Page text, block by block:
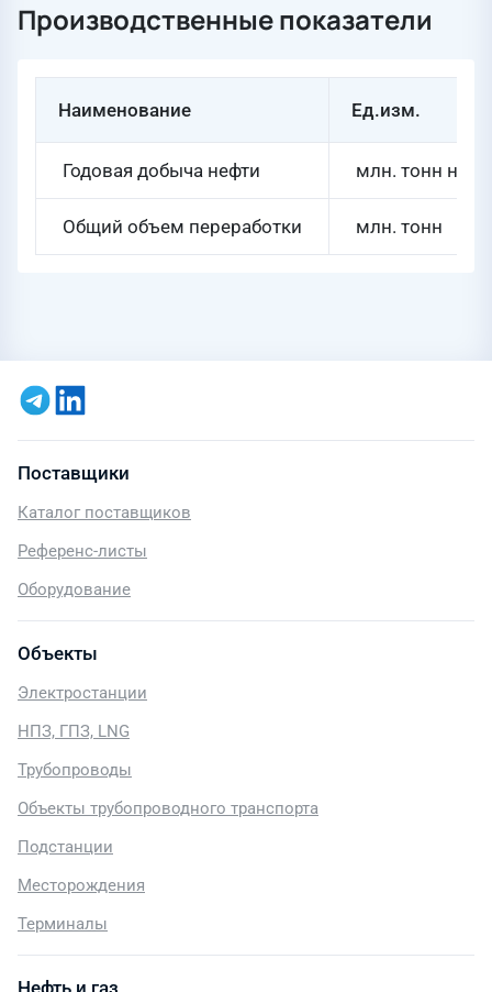
Производственные показатели
Наименование Ед.изм.
Годовая добыча нефти млн. тонн н.э.
Общий объем переработки млн. тонн
Поставщики
Каталог поставщиков
Референс-листы
Оборудование
Объекты
Электростанции
НПЗ, ГПЗ, LNG
Трубопроводы
Объекты трубопроводного транспорта
Подстанции
Месторождения
Терминалы